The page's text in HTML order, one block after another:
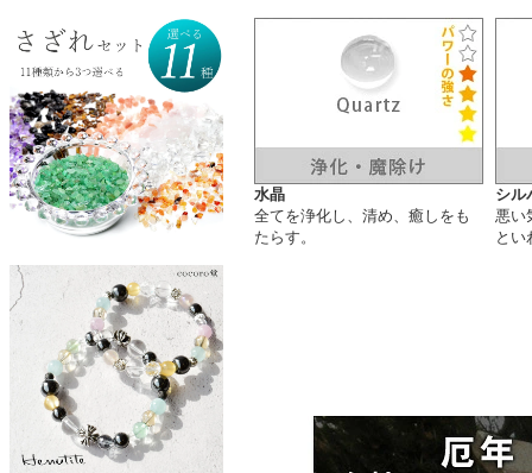
水晶
全てを浄化し、清め、癒しをも
たらす。
シル
悪い
とい